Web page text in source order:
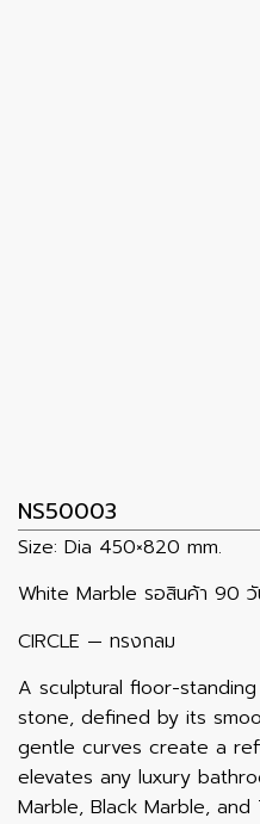
NS50003
Size: Dia 450×820 mm.
White Marble รอสินค้า 90
CIRCLE — ทรงกลม
A sculptural floor-
stone, defined by its
gentle curves create a
elevates any luxury
Marble, Black Marble, and